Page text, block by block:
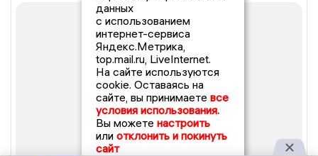
данных
с использованием
интернет-сервиса
Яндекс.Метрика,
top.mail.ru, LiveInternet.
На сайте используются
cookie. Оставаясь на
сайте, вы принимаете все
условия использования.
Вы можете настроить
или отклонить и покинуть
сайт